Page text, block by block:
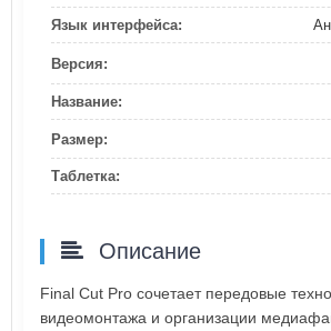
Язык интерфейса:
Версия:
Название:
Размер:
Таблетка:
Описание
Final Cut Pro сочетает передовые
видеомонтажа и организации